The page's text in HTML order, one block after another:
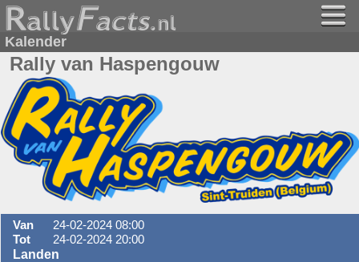
Kalender
Rally van Haspengouw
Van
24-02-2024 08:00
Tot
24-02-2024 20:00
Landen